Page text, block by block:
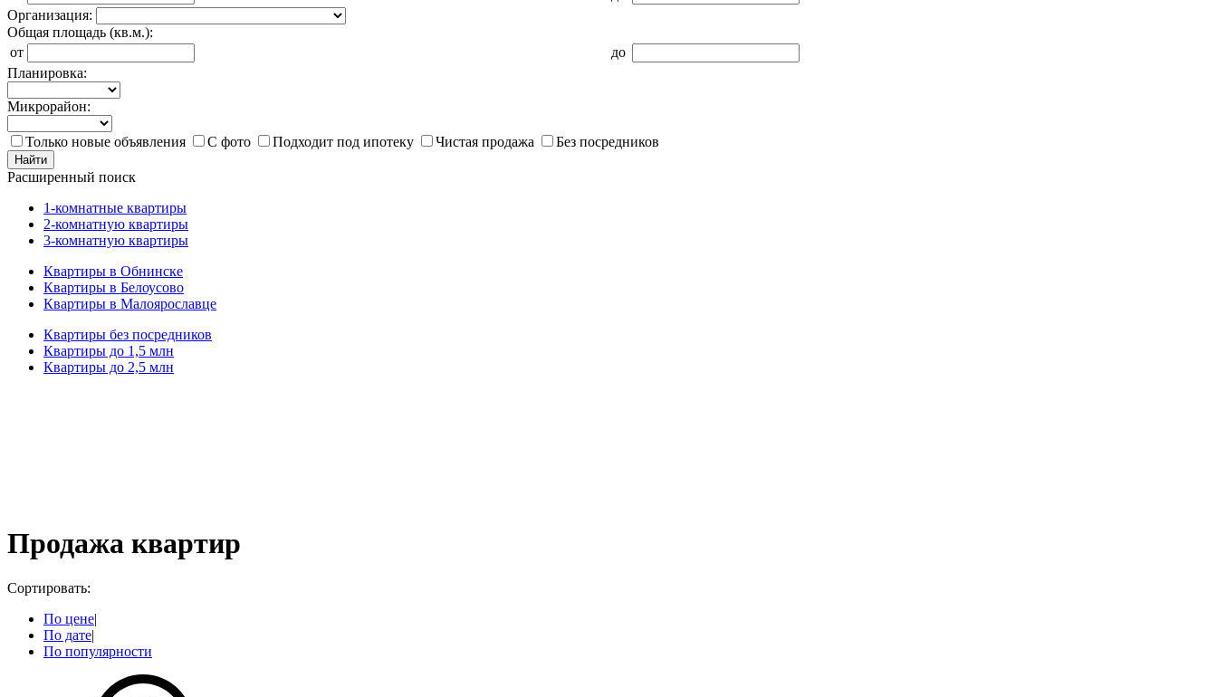
Организация:
Общая площадь (кв.м.):
от
до
Планировка:
Микрорайон:
Только новые объявления С фото Подходит под ипотеку Чистая продажа Без посредников
Найти
Расширенный поиск
1-комнатные квартиры
2-комнатную квартиры
3-комнатную квартиры
Квартиры в Обнинске
Квартиры в Белоусово
Квартиры в Малоярославце
Квартиры без посредников
Квартиры до 1,5 млн
Квартиры до 2,5 млн
Продажа квартир
Сортировать:
По цене|
По дате|
По популярности